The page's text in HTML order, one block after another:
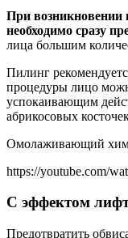
При
необходимо сразу
лица большим
Пилинг
процедуры лицо
успокаивающим
абрикосовых
Омолаживающий
https://youtube.com/
С эффектом
Предотвратить